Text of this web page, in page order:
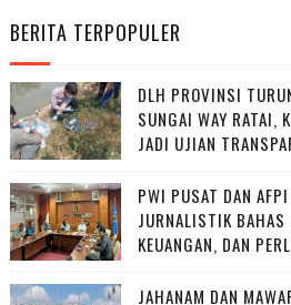
BERITA TERPOPULER
DLH PROVINSI
SUNGAI WAY RATAI,
JADI UJIAN
PWI PUSAT DAN
JURNALISTIK
KEUANGAN, DAN
JAHANAM DAN